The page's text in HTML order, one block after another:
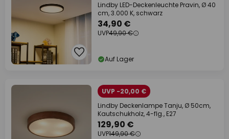
Lindby LED-Deckenleuchte Pravin, Ø 40
cm, 3.000 K, schwarz
34,90 €
UVP49,90 €
Auf Lager
UVP -20,00 €
Lindby Deckenlampe Tanju, Ø 50cm,
Kautschukholz, 4-flg., E27
129,90 €
UVP149,90 €